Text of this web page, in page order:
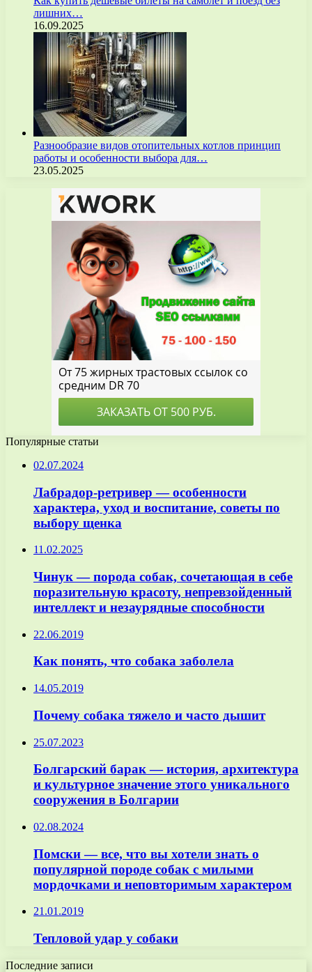
лишних…
16.09.2025
Разнообразие видов отопительных котлов принцип
работы и особенности выбора для…
23.05.2025
Популярные статьи
02.07.2024
Лабрадор-ретривер — особенности
характера, уход и воспитание, советы по
выбору щенка
11.02.2025
Чинук — порода собак, сочетающая в себе
поразительную красоту, непревзойденный
интеллект и незаурядные способности
22.06.2019
Как понять, что собака заболела
14.05.2019
Почему собака тяжело и часто дышит
25.07.2023
Болгарский барак — история, архитектура
и культурное значение этого уникального
сооружения в Болгарии
02.08.2024
Помски — все, что вы хотели знать о
популярной породе собак с милыми
мордочками и неповторимым характером
21.01.2019
Тепловой удар у собаки
Последние записи